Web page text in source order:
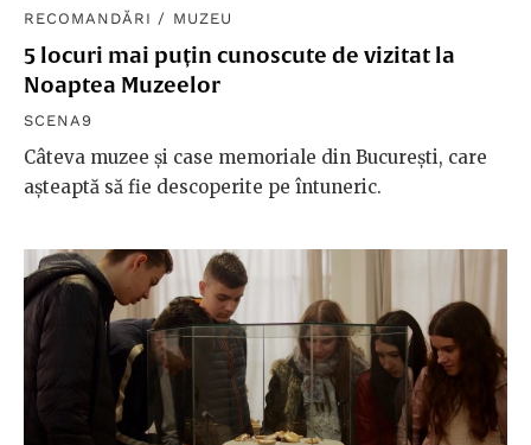
RECOMANDĂRI / MUZEU
5 locuri mai puțin cunoscute de vizitat la
Noaptea Muzeelor
SCENA9
Câteva muzee și case memoriale din București, care
așteaptă să fie descoperite pe întuneric.